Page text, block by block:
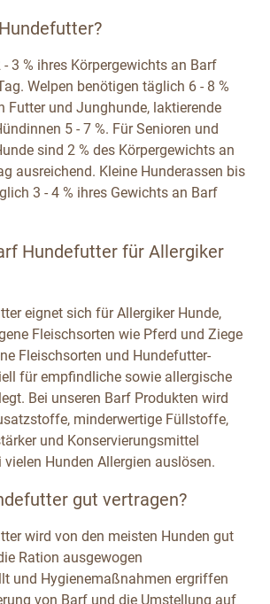
3 % ihres Körpergewichts an Barf
Welpen benötigen täglich 6 - 8 %
Futter und Junghunde, laktierende
5 - 7 %. Für Senioren und
sind 2 % des Körpergewichts an
ausreichend. Kleine Hunderassen bis
3 - 4 % ihres Gewichts an Barf
Hundefutter für Allergiker
eignet sich für Allergiker Hunde,
Fleischsorten wie Pferd und Ziege
Fleischsorten und Hundefutter-
für empfindliche sowie allergische
Bei unseren Barf Produkten wird
minderwertige Füllstoffe,
und Konservierungsmittel
vielen Hunden Allergien auslösen.
gut vertragen?
wird von den meisten Hunden gut
Ration ausgewogen
und Hygienemaßnahmen ergriffen
von Barf und die Umstellung auf